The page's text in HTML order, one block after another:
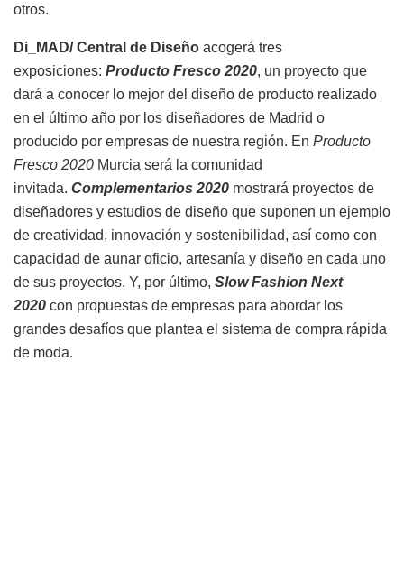
otros.
Di_MAD/ Central de Diseño acogerá tres
exposiciones: Producto Fresco 2020, un proyecto que
dará a conocer lo mejor del diseño de producto realizado
en el último año por los diseñadores de Madrid o
producido por empresas de nuestra región. En Producto
Fresco 2020 Murcia será la comunidad
invitada. Complementarios 2020 mostrará proyectos de
diseñadores y estudios de diseño que suponen un ejemplo
de creatividad, innovación y sostenibilidad, así como con
capacidad de aunar oficio, artesanía y diseño en cada uno
de sus proyectos. Y, por último, Slow Fashion Next
2020 con propuestas de empresas para abordar los
grandes desafíos que plantea el sistema de compra rápida
de moda.